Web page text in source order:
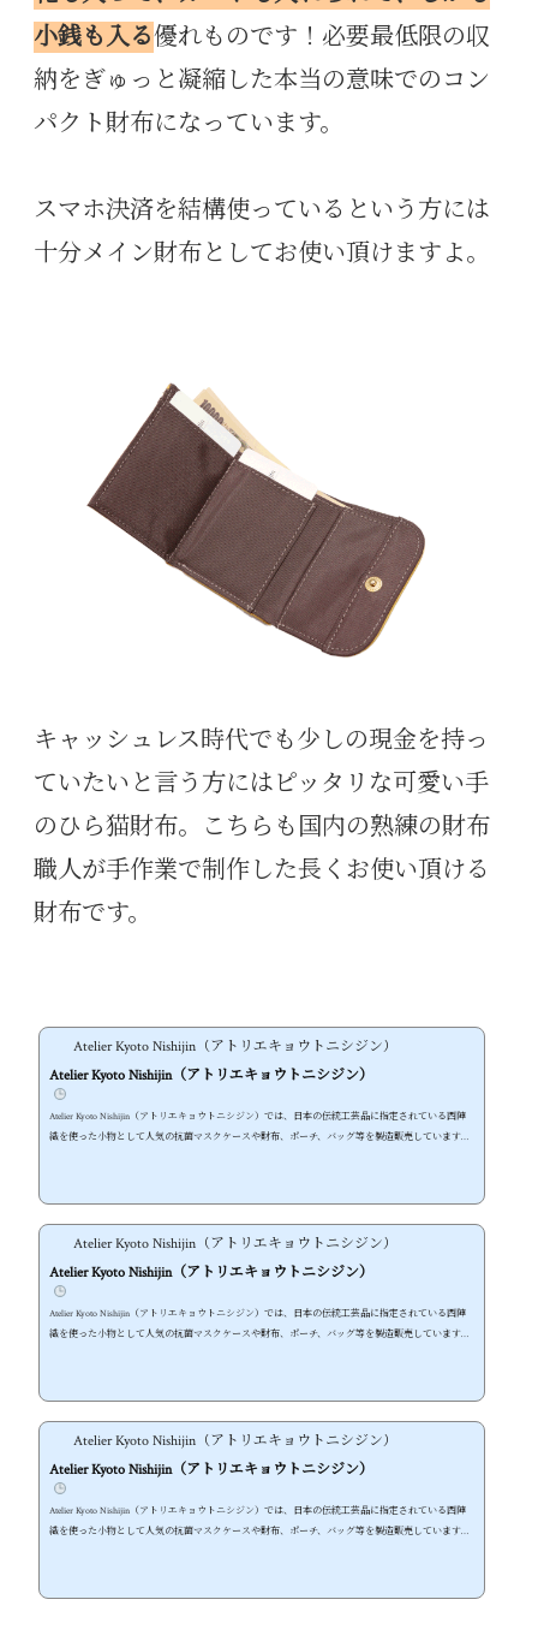
小銭も入る優れものです！必要最低限の収
納をぎゅっと凝縮した本当の意味でのコン
パクト財布になっています。
スマホ決済を結構使っているという方には
十分メイン財布としてお使い頂けますよ。
キャッシュレス時代でも少しの現金を持っ
ていたいと言う方にはピッタリな可愛い手
のひら猫財布。こちらも国内の熟練の財布
職人が手作業で制作した長くお使い頂ける
財布です。
Atelier Kyoto Nishijin（アトリエキョウトニシジン）
Atelier Kyoto Nishijin（アトリエキョウトニシジン）
Atelier Kyoto Nishijin（アトリエキョウトニシジン）では、日本の伝統工芸品に指定されている西陣
織を使った小物として人気の抗菌マスクケースや財布、ポーチ、バッグ等を製造販売しています。
Atelier Kyoto Nishijin（アトリエキョウトニシジン）
Atelier Kyoto Nishijin（アトリエキョウトニシジン）
Atelier Kyoto Nishijin（アトリエキョウトニシジン）では、日本の伝統工芸品に指定されている西陣
織を使った小物として人気の抗菌マスクケースや財布、ポーチ、バッグ等を製造販売しています。
Atelier Kyoto Nishijin（アトリエキョウトニシジン）
Atelier Kyoto Nishijin（アトリエキョウトニシジン）
Atelier Kyoto Nishijin（アトリエキョウトニシジン）では、日本の伝統工芸品に指定されている西陣
織を使った小物として人気の抗菌マスクケースや財布、ポーチ、バッグ等を製造販売しています。